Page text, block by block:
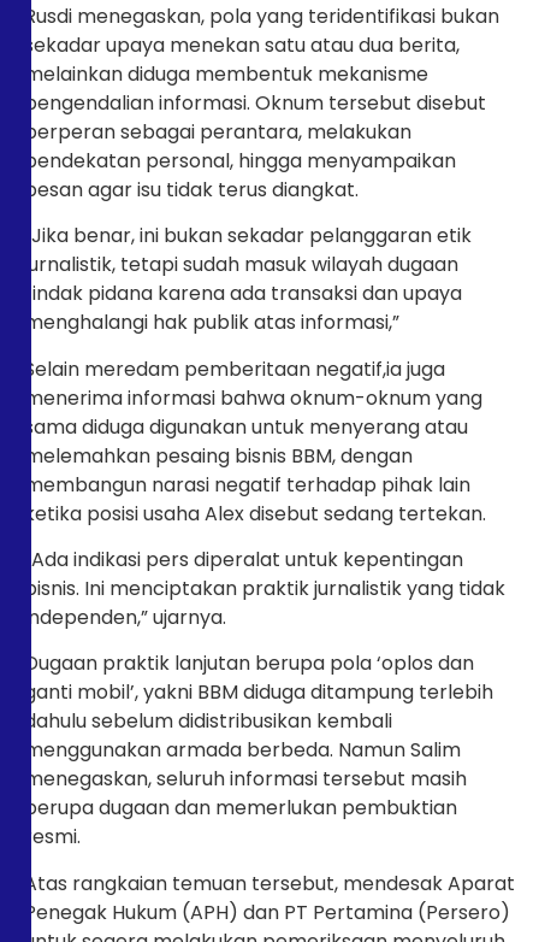
Rusdi menegaskan, pola yang teridentifikasi bukan
sekadar upaya menekan satu atau dua berita,
melainkan diduga membentuk mekanisme
pengendalian informasi. Oknum tersebut disebut
berperan sebagai perantara, melakukan
pendekatan personal, hingga menyampaikan
pesan agar isu tidak terus diangkat.
“Jika benar, ini bukan sekadar pelanggaran etik
jurnalistik, tetapi sudah masuk wilayah dugaan
tindak pidana karena ada transaksi dan upaya
menghalangi hak publik atas informasi,”
Selain meredam pemberitaan negatif,ia juga
menerima informasi bahwa oknum-oknum yang
sama diduga digunakan untuk menyerang atau
melemahkan pesaing bisnis BBM, dengan
membangun narasi negatif terhadap pihak lain
ketika posisi usaha Alex disebut sedang tertekan.
“Ada indikasi pers diperalat untuk kepentingan
bisnis. Ini menciptakan praktik jurnalistik yang tidak
independen,” ujarnya.
Dugaan praktik lanjutan berupa pola ‘oplos dan
ganti mobil’, yakni BBM diduga ditampung terlebih
dahulu sebelum didistribusikan kembali
menggunakan armada berbeda. Namun Salim
menegaskan, seluruh informasi tersebut masih
berupa dugaan dan memerlukan pembuktian
resmi.
Atas rangkaian temuan tersebut, mendesak Aparat
Penegak Hukum (APH) dan PT Pertamina (Persero)